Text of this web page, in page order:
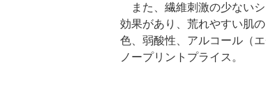
また、繊維刺激の少ない
効果があり、荒れやすい肌
色、弱酸性、アルコール（
ノープリントプライス。